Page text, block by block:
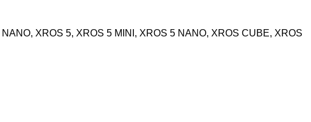
XROS 5, XROS 5 MINI, XROS 5 NANO, XROS CUBE, XROS